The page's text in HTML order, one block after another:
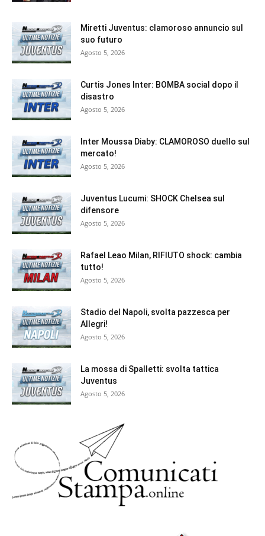
Miretti Juventus: clamoroso annuncio sul
suo futuro
Agosto 5, 2026
Curtis Jones Inter: BOMBA social dopo il
disastro
Agosto 5, 2026
Inter Moussa Diaby: CLAMOROSO duello sul
mercato!
Agosto 5, 2026
Juventus Lucumi: SHOCK Chelsea sul
difensore
Agosto 5, 2026
Rafael Leao Milan, RIFIUTO shock: cambia
tutto!
Agosto 5, 2026
Stadio del Napoli, svolta pazzesca per
Allegri!
Agosto 5, 2026
La mossa di Spalletti: svolta tattica
Juventus
Agosto 5, 2026